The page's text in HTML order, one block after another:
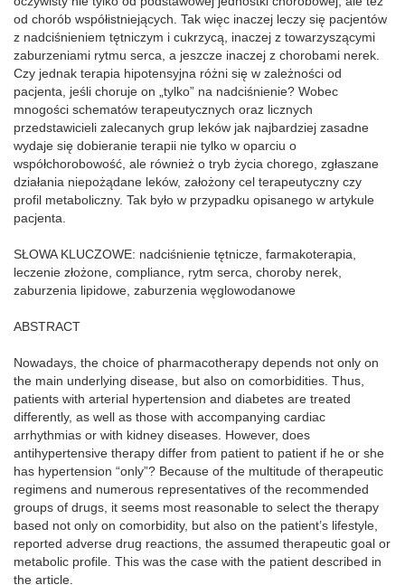
od chorób współistniejących. Tak więc inaczej leczy się pacjentów
z nadciśnieniem tętniczym i cukrzycą, inaczej z towarzyszącymi
zaburzeniami rytmu serca, a jeszcze inaczej z chorobami nerek.
Czy jednak terapia hipotensyjna różni się w zależności od
pacjenta, jeśli choruje on „tylko” na nadciśnienie? Wobec
mnogości schematów terapeutycznych oraz licznych
przedstawicieli zalecanych grup leków jak najbardziej zasadne
wydaje się dobieranie terapii nie tylko w oparciu o
współchorobowość, ale również o tryb życia chorego, zgłaszane
działania niepożądane leków, założony cel terapeutyczny czy
profil metaboliczny. Tak było w przypadku opisanego w artykule
pacjenta.
SŁOWA KLUCZOWE: nadciśnienie tętnicze, farmakoterapia,
leczenie złożone, compliance, rytm serca, choroby nerek,
zaburzenia lipidowe, zaburzenia węglowodanowe
ABSTRACT
Nowadays, the choice of pharmacotherapy depends not only on
the main underlying disease, but also on comorbidities. Thus,
patients with arterial hypertension and diabetes are treated
differently, as well as those with accompanying cardiac
arrhythmias or with kidney diseases. However, does
antihypertensive therapy differ from patient to patient if he or she
has hypertension “only”? Because of the multitude of therapeutic
regimens and numerous representatives of the recommended
groups of drugs, it seems most reasonable to select the therapy
based not only on comorbidity, but also on the patient’s lifestyle,
reported adverse drug reactions, the assumed therapeutic goal or
metabolic profile. This was the case with the patient described in
the article.